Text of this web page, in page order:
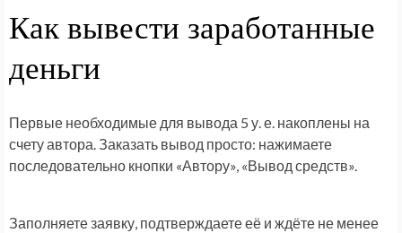
Как вывести заработанные
деньги
Первые необходимые для вывода 5 у. е. накоплены на
счету автора. Заказать вывод просто: нажимаете
последовательно кнопки «Автору», «Вывод средств».
Заполняете заявку, подтверждаете её и ждёте не менее